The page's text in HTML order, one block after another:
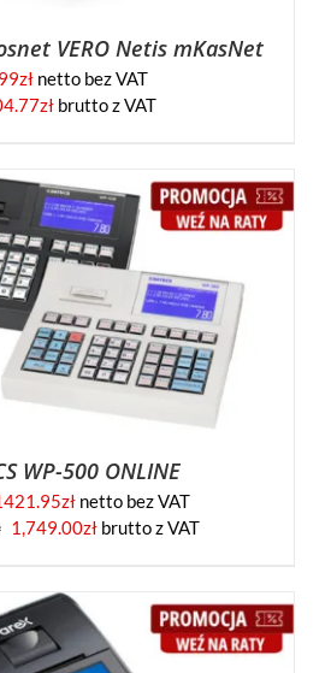
VERO Netis mKasNet
złnetto bez VAT
złbrutto z VAT
WP-500 ONLINE
zł netto bez VAT
1,749.00złbrutto z VAT